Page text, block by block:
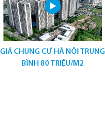
GIÁ CHUNG CƯ HÀ NỘI TRUNG
BÌNH 80 TRIỆU/M2